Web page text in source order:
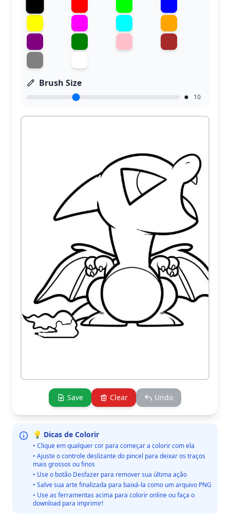
Brush Size
10
Save Clear Undo
💡 Dicas de Colorir
• Clique em qualquer cor para começar a colorir com ela
• Ajuste o controle deslizante do pincel para deixar os traços
mais grossos ou finos
• Use o botão Desfazer para remover sua última ação
• Salve sua arte finalizada para baixá-la como um arquivo PNG
• Use as ferramentas acima para colorir online ou faça o
download para imprimir!